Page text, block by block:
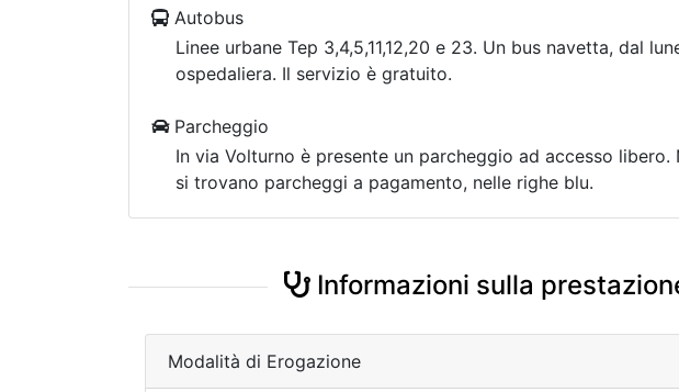
Autobus
Linee urbane Tep 3,4,5,11,12,20 e 23. Un bus navetta, dal
ospedaliera. Il servizio è gratuito.
Parcheggio
In via Volturno è presente un parcheggio ad accesso
si trovano parcheggi a pagamento, nelle righe blu.
Informazioni sulla
Modalità di Erogazione